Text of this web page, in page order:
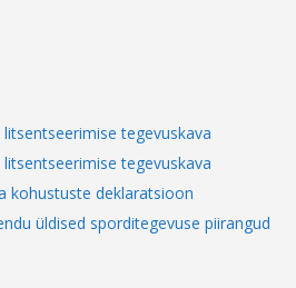
tegevuskava
tegevuskava
kohustuste deklaratsioon
üldised sporditegevuse piirangud